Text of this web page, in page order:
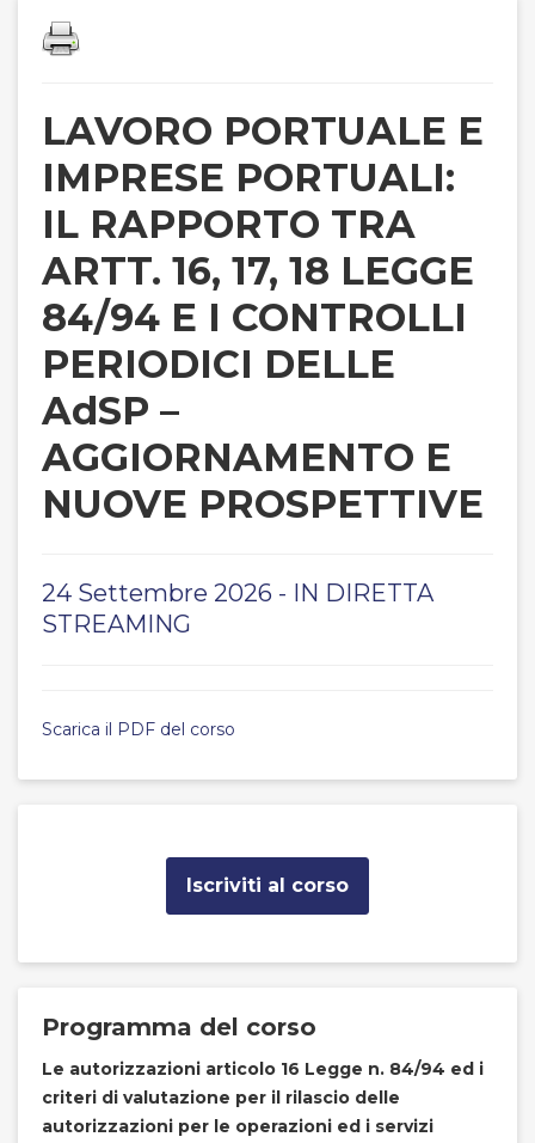
LAVORO PORTUALE E
IMPRESE PORTUALI:
IL RAPPORTO TRA
ARTT. 16, 17, 18 LEGGE
84/94 E I CONTROLLI
PERIODICI DELLE
AdSP –
AGGIORNAMENTO E
NUOVE PROSPETTIVE
24 Settembre 2026 - IN DIRETTA
STREAMING
Scarica il PDF del corso
Iscriviti al corso
Programma del corso
Le autorizzazioni articolo 16 Legge n. 84/94 ed i
criteri di valutazione per il rilascio delle
autorizzazioni per le operazioni ed i servizi